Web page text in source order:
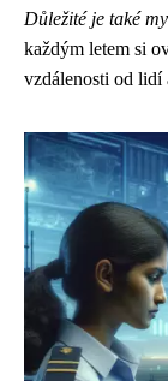
Důležité je také
každým letem si
vzdálenosti od lidí